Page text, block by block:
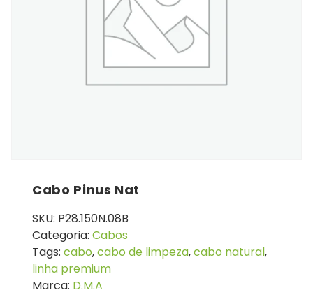
Cabo Pinus Nat
SKU: P28.150N.08B
Categoria: Cabos
Tags: cabo,cabo de limpeza,cabo natural,
linha premium
Marca: D.M.A